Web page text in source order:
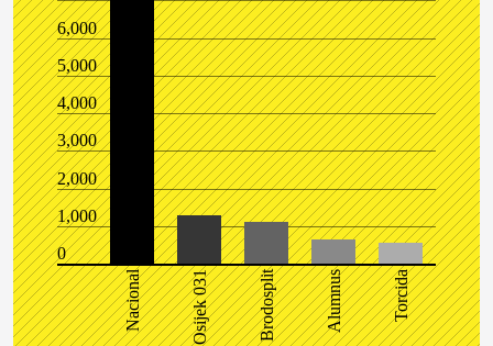
6,000
5,000
4,000
3,000
2,000
1,000
0
Nacional Osijek 031 Brodosplit Alumnus Torcida